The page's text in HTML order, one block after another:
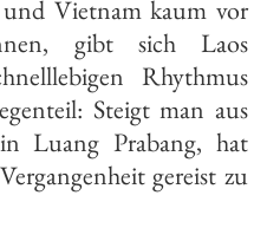
Vietnam kaum vor
gibt sich Laos
Rhythmus
Steigt man aus
Luang Prabang, hat
gereist zu